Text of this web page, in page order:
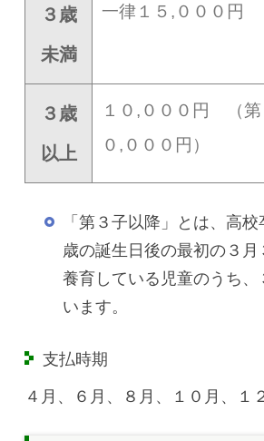
３歳
未満
一律１５,０００円
３歳
以上
１０,０００円 （第
０,０００円）
「第３子以降」とは、高
歳の誕生日後の最初の３
養育している児童のうち、
います。
支払時期
４月、６月、８月、１０月、１